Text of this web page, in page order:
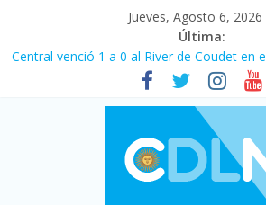
Jueves, Agosto 6, 2026
Última:
Central venció 1 a 0 al River de Coudet en
La morosidad alcanzó su nivel más alto en
afecta a 400 mil deudores en Santa Fe
Desde que asumió Milei cerraron 41.000
denuncia crisis como en 2001
Vacaciones de invierno con más
turístico: 4,6 millones de personas viajaron